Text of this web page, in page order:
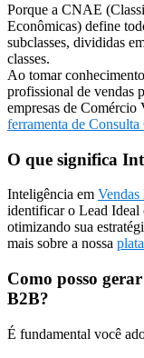
Porque a CNAE
Econômicas) define
subclasses, divididas
classes.
Ao tomar
profissional de vendas
empresas de Comércio
ferramenta de
O que significa
Inteligência em
identificar o Lead Ideal
otimizando sua
mais sobre a nossa
Como posso
B2B?
É fundamental você